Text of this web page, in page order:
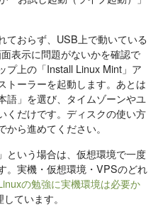
ておらず、USB上で動いている
表示に問題がないかを確認で
プ上の「Install Linux Mint」ア
トーラーを起動します。あとは
語」を選び、タイムゾーンやユ
くだけです。ディスクの使い方
ら進めてください。
という場合は、仮想環境で一度
。実機・仮想環境・VPSのどれ
の勉強に実機環境は必要か
ています。